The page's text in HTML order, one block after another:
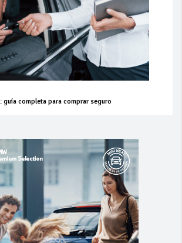
guía completa para comprar seguro